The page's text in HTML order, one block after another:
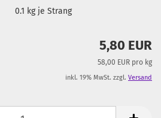
0.1 kg je Strang
5,80 EUR
58,00 EUR pro kg
inkl. 19% MwSt. zzgl. Versand